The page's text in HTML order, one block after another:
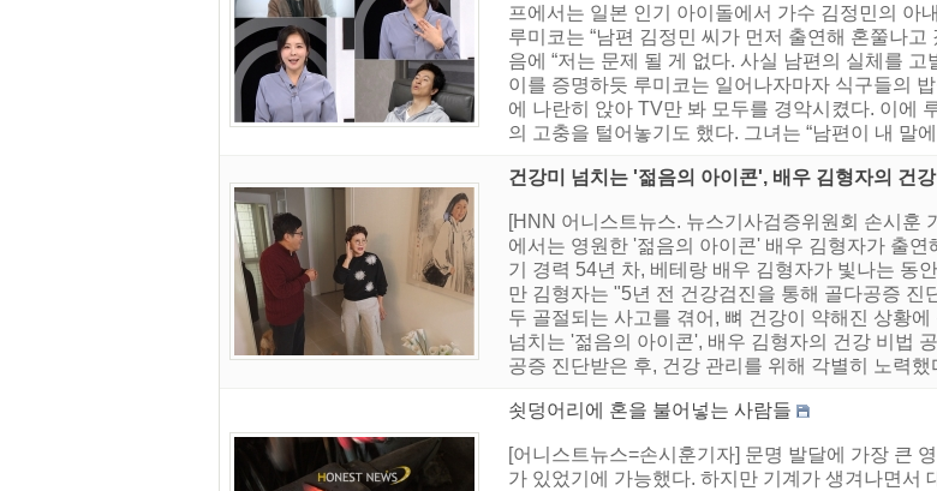
프에서는 일본 인기 아이돌에서 가수 김정민의 아
루미코는 “남편 김정민 씨가 먼저 출연해 혼쭐나
음에 “저는 문제 될 게 없다. 사실 남편의 실체를
이를 증명하듯 루미코는 일어나자마자 식구들의
에 나란히 앉아 TV만 봐 모두를 경악시켰다. 이에
의 고충을 털어놓기도 했다. 그녀는 “남편이 내 말
건강미 넘치는 '젊음의 아이콘', 배우 김형자의 건
[HNN 어니스트뉴스. 뉴스기사검증위원회 손시훈
에서는 영원한 '젊음의 아이콘' 배우 김형자가 출
기 경력 54년 차, 베테랑 배우 김형자가 빛나는 동
만 김형자는 "5년 전 건강검진을 통해 골다공증
두 골절되는 사고를 겪어, 뼈 건강이 약해진 상황
넘치는 '젊음의 아이콘', 배우 김형자의 건강 비법
공증 진단받은 후, 건강 관리를 위해 각별히 노력
쇳덩어리에 혼을 불어넣는 사람들
[어니스트뉴스=손시훈기자] 문명 발달에 가장 큰
가 있었기에 가능했다. 하지만 기계가 생겨나면서